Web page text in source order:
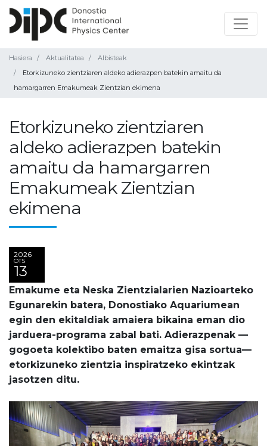
Hasiera Aktualitatea
Albisteak
Etorkizuneko zientziaren aldeko adierazpen batekin amaitu da
hamargarren Emakumeak Zientzian ekimena
Etorkizuneko zientziaren
aldeko adierazpen batekin
amaitu da hamargarren
Emakumeak Zientzian
ekimena
2026
OTS
13
Emakume eta Neska Zientzialarien Nazioarteko
Egunarekin batera, Donostiako Aquariumean
egin den ekitaldiak amaiera bikaina eman dio
jarduera-programa zabal bati. Adierazpenak —
gogoeta kolektibo baten emaitza gisa sortua—
etorkizuneko zientzia inspiratzeko ekintzak
jasotzen ditu.